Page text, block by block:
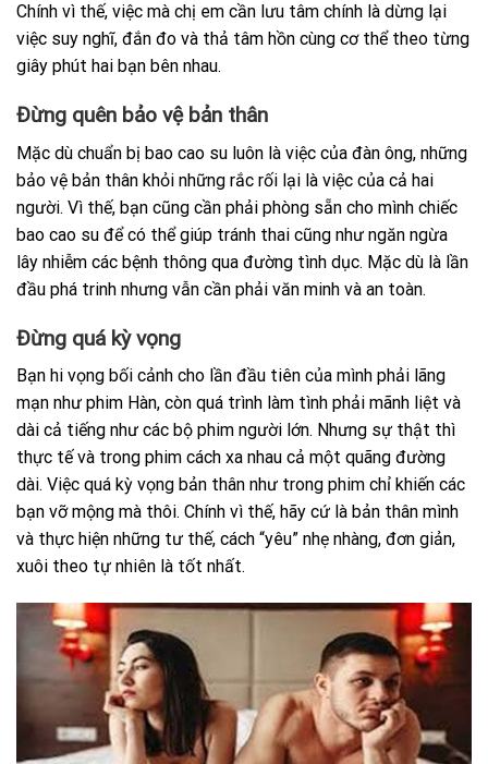
Chính vì thế, việc mà chị em cần lưu tâm chính là dừng lại
việc suy nghĩ, đắn đo và thả tâm hồn cùng cơ thể theo từng
giây phút hai bạn bên nhau.
Đừng quên bảo vệ bản thân
Mặc dù chuẩn bị bao cao su luôn là việc của đàn ông, những
bảo vệ bản thân khỏi những rắc rối lại là việc của cả hai
người. Vì thế, bạn cũng cần phải phòng sẵn cho mình chiếc
bao cao su để có thể giúp tránh thai cũng như ngăn ngừa
lây nhiễm các bệnh thông qua đường tình dục. Mặc dù là lần
đầu phá trinh nhưng vẫn cần phải văn minh và an toàn.
Đừng quá kỳ vọng
Bạn hi vọng bối cảnh cho lần đầu tiên của mình phải lãng
mạn như phim Hàn, còn quá trình làm tình phải mãnh liệt và
dài cả tiếng như các bộ phim người lớn. Nhưng sự thật thì
thực tế và trong phim cách xa nhau cả một quãng đường
dài. Việc quá kỳ vọng bản thân như trong phim chỉ khiến các
bạn vỡ mộng mà thôi. Chính vì thế, hãy cứ là bản thân mình
và thực hiện những tư thế, cách “yêu” nhẹ nhàng, đơn giản,
xuôi theo tự nhiên là tốt nhất.